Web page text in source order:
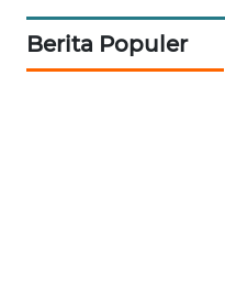
Berita Populer
WN
MADURA